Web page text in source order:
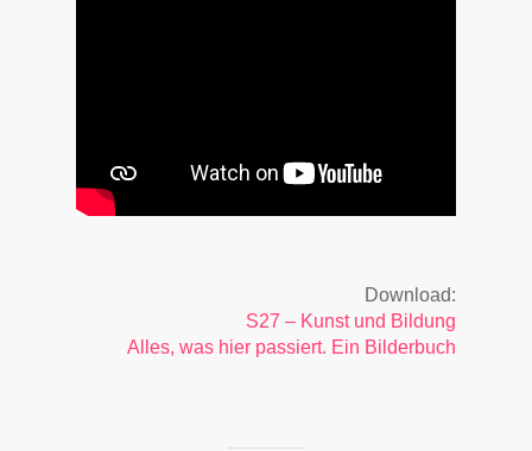
Download:
S27 – Kunst und Bildung
Alles, was hier passiert. Ein Bilderbuch